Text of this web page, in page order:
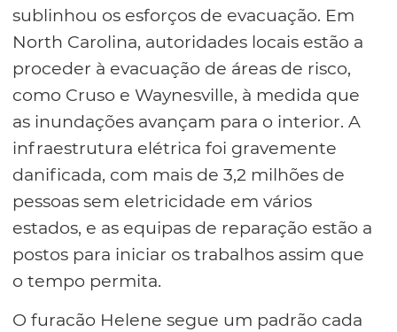
sublinhou os esforços de evacuação. Em
North Carolina, autoridades locais estão a
proceder à evacuação de áreas de risco,
como Cruso e Waynesville, à medida que
as inundações avançam para o interior. A
infraestrutura elétrica foi gravemente
danificada, com mais de 3,2 milhões de
pessoas sem eletricidade em vários
estados, e as equipas de reparação estão a
postos para iniciar os trabalhos assim que
o tempo permita.
O furacão Helene segue um padrão cada